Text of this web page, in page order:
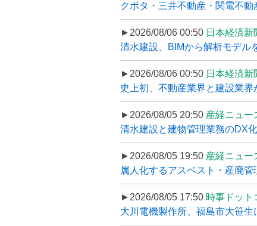
クボタ・三井不動産・関電不
►2026/08/06 00:50 日本経済新
清水建設、BIMから解析モデル
►2026/08/06 00:50 日本経済新
史上初、不動産業界と建設業
►2026/08/05 20:50 産経ニュー
清水建設と建物管理業務のDX
►2026/08/05 19:50 産経ニュー
属人化するアスベスト・産廃
►2026/08/05 17:50 時事ドット
大川電機製作所、福島市大笹